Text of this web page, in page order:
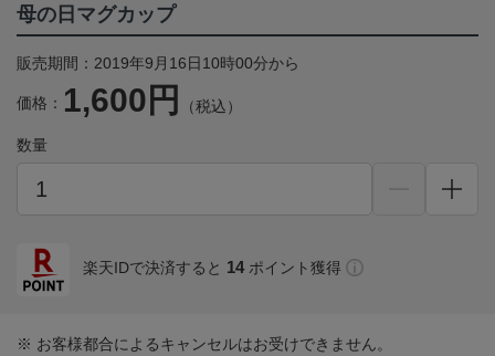
母の日マグカップ
販売期間：2019年9月16日10時00分から
価格： 1,600円 （税込）
数量
楽天IDで決済すると 14 ポイント獲得
※ お客様都合によるキャンセルはお受けできません。